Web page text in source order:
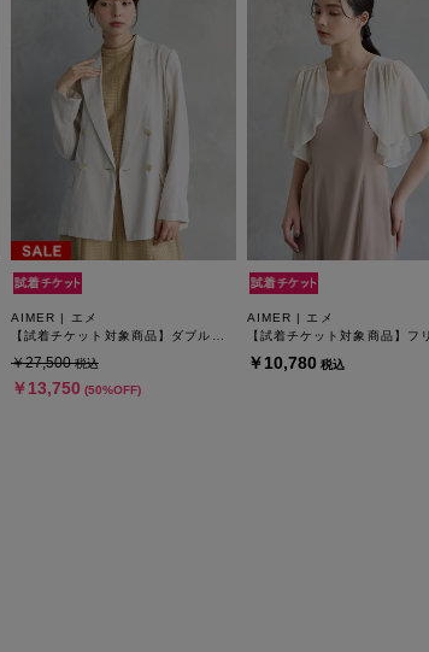
AIMER | エメ
￥27,500 税込
￥13,750 (50%OFF)
AIMER | エメ
￥10,780 税込